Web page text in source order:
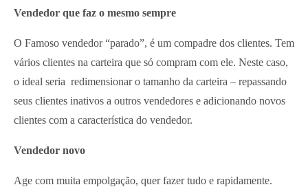
Vendedor que faz o mesmo sempre
O Famoso vendedor “parado”, é um compadre dos clientes. Tem
vários clientes na carteira que só compram com ele. Neste caso,
o ideal seria redimensionar o tamanho da carteira – repassando
seus clientes inativos a outros vendedores e adicionando novos
clientes com a característica do vendedor.
Vendedor novo
Age com muita empolgação, quer fazer tudo e rapidamente.